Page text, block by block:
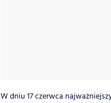
W dniu 17 czerwca